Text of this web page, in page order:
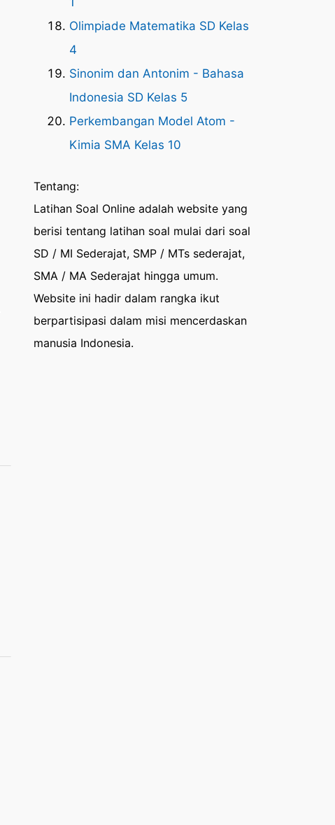
Olimpiade Matematika SD Kelas
4
Sinonim dan Antonim - Bahasa
Indonesia SD Kelas 5
Perkembangan Model Atom -
Kimia SMA Kelas 10
Tentang:
Latihan Soal Online adalah website yang
berisi tentang latihan soal mulai dari soal
SD / MI Sederajat, SMP / MTs sederajat,
SMA / MA Sederajat hingga umum.
Website ini hadir dalam rangka ikut
berpartisipasi dalam misi mencerdaskan
manusia Indonesia.